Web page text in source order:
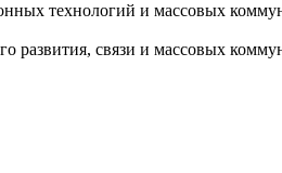
технологий и массовых
связи и массовых